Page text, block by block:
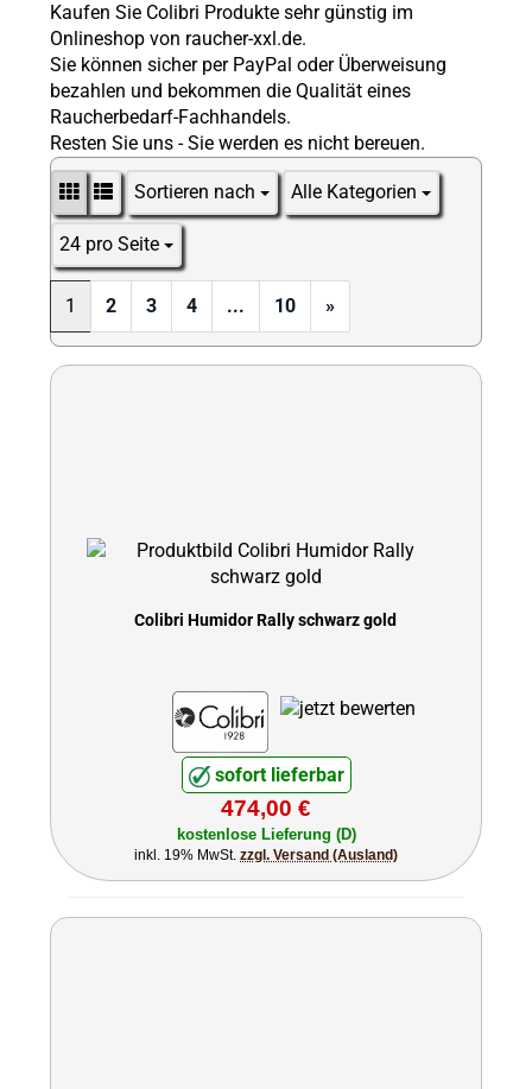
Kaufen Sie Colibri Produkte sehr günstig im
Onlineshop von raucher-xxl.de.
Sie können sicher per PayPal oder Überweisung
bezahlen und bekommen die Qualität eines
Raucherbedarf-Fachhandels.
Resten Sie uns - Sie werden es nicht bereuen.
Sortieren nach
Sortieren nach Alle Kategorien
24 pro Seite
pro Seite
1 2 3 4 ... 10 »
Colibri Humidor Rally schwarz gold
sofort lieferbar
474,00 €
kostenlose Lieferung (D)
inkl. 19% MwSt. zzgl. Versand (Ausland)